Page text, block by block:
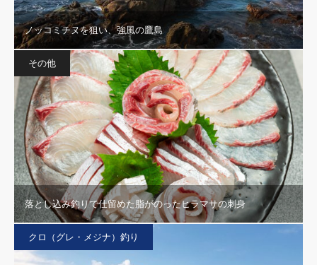
ノッコミチヌを狙い、強風の鷹島
その他
落とし込み釣りで仕留めた脂がのったヒラマサの刺身
クロ（グレ・メジナ）釣り